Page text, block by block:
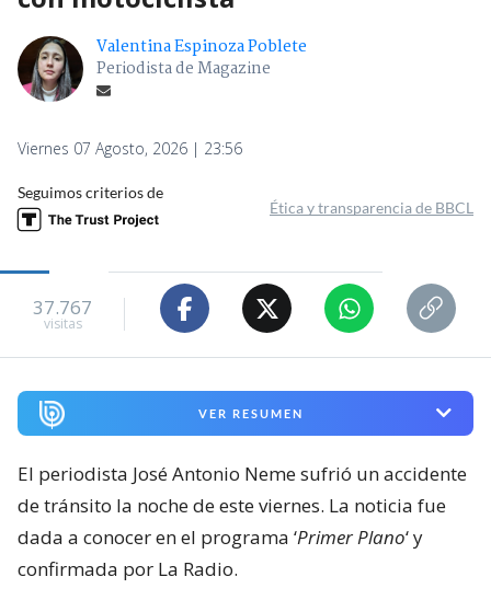
Valentina Espinoza Poblete
Periodista de Magazine
Viernes 07 Agosto, 2026 | 23:56
Seguimos criterios de
Ética y transparencia de BBCL
37.767
visitas
VER RESUMEN
El periodista José Antonio Neme sufrió un accidente
de tránsito la noche de este viernes. La noticia fue
dada a conocer en el programa ‘Primer Plano‘ y
confirmada por La Radio.